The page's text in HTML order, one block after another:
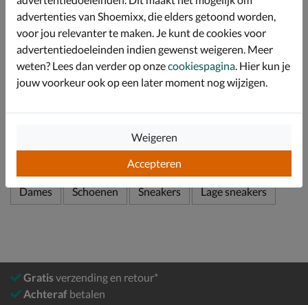
laat lopen.
Afgewerkt met een chunky zool van rubber wat de
sneaker zijn opvallende look geeft.
Specificaties
Bekijk meer
Dames Schoenen Sneakers Lage sneakers
Gratisverzending en retour*
Achteraf betalen
advertenties van Shoemixx, die elders getoond worden,
voor jou relevanter te maken. Je kunt de cookies voor
advertentiedoeleinden indien gewenst weigeren. Meer
weten? Lees dan verder op onzecookiespagina. Hier kun je
jouw voorkeur ook op een later moment nog wijzigen.
Accepteren
Weigeren